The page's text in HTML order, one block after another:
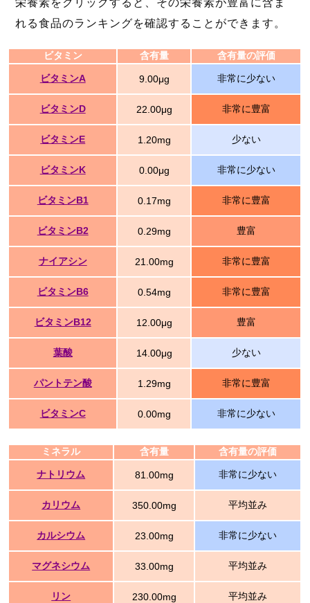
栄養素をクリックすると、その栄養素が豊富に含ま
れる食品のランキングを確認することができます。
ビタミン 含有量 含有量の評価
ビタミンA 9.00μg 非常に少ない
ビタミンD 22.00μg 非常に豊富
ビタミンE 1.20mg 少ない
ビタミンK 0.00μg 非常に少ない
ビタミンB1 0.17mg 非常に豊富
ビタミンB2 0.29mg 豊富
ナイアシン 21.00mg 非常に豊富
ビタミンB6 0.54mg 非常に豊富
ビタミンB12 12.00μg 豊富
葉酸 14.00μg 少ない
パントテン酸 1.29mg 非常に豊富
ビタミンC 0.00mg 非常に少ない
ミネラル 含有量 含有量の評価
ナトリウム 81.00mg 非常に少ない
カリウム 350.00mg 平均並み
カルシウム 23.00mg 非常に少ない
マグネシウム 33.00mg 平均並み
リン 230.00mg 平均並み